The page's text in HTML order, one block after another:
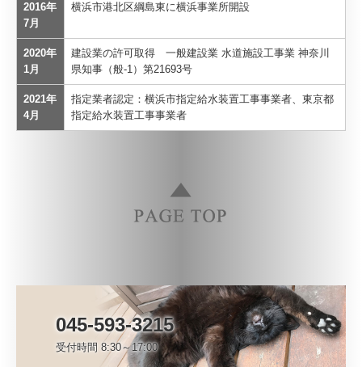
2016年
7月
横浜市港北区綱島東に横浜事業所開設
2020年
1月
建設業の許可取得 一般建設業 水道施設工事業 神奈川
県知事（般-1）第21693号
2021年
4月
指定業者認定：横浜市指定給水装置工事事業者、東京都
指定給水装置工事事業者
045-593-3215
受付時間 8:30～17:00